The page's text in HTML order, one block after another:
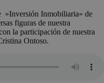
»Inversión Inmobiliaria» de
figuras de nuestra
la participación de nuestra
Ontoso.